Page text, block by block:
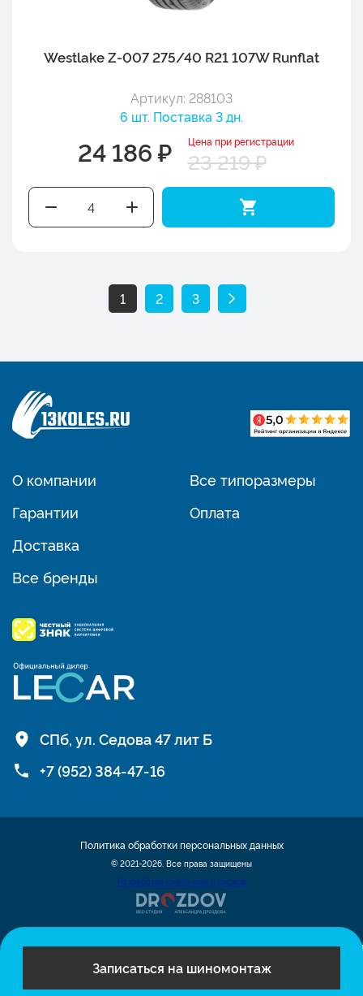
Записаться на шиномонтаж
Westlake Z-007 275/40 R21 107W Runflat
Артикул: 288103
6 шт. Поставка 3 дн.
24 186 ₽ Цена при регистрации
23 219 ₽
1 2 3
О компании
Гарантии
Доставка
Все бренды
Все типоразмеры
Оплата
СПб, ул. Седова 47 лит Б
+7 (952) 384-47-16
© 2021-2026. Все права защищены
Разработка сайта шин и дисков
Политика обработки персональных данных